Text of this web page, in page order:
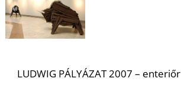
LUDWIG PÁLYÁZAT 2007 – enteriőr